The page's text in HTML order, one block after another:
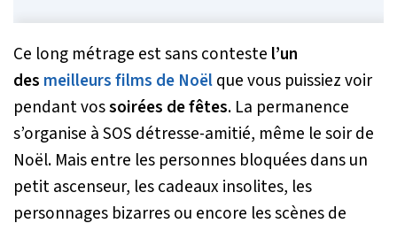
Ce long métrage est sans conteste l’un
des meilleurs films de Noëlque vous puissiez voir
pendant vossoirées de fêtes. La permanence
s’organise à SOS détresse-amitié, même le soir de
Noël. Mais entre les personnes bloquées dans un
petit ascenseur, les cadeaux insolites, les
personnages bizarres ou encore les scènes de